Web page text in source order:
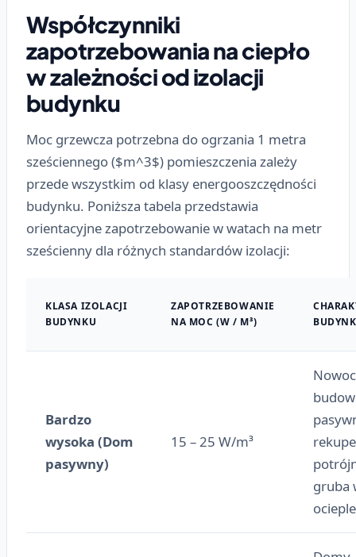
Współczynniki
zapotrzebowania na ciepło
w zależności od izolacji
budynku
Moc grzewcza potrzebna do ogrzania 1 metra
sześciennego ($m^3$) pomieszczenia zależy
przede wszystkim od klasy energooszczędności
budynku. Poniższa tabela przedstawia
orientacyjne zapotrzebowanie w watach na metr
sześcienny dla różnych standardów izolacji:
KLASA IZOLACJI
BUDYNKU
ZAPOTRZEBOWANIE
NA MOC (W / M³)
Bardzo
wysoka (Dom
pasywny)
15 – 25 W/m³
gruba